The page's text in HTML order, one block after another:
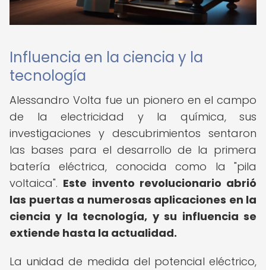
Influencia en la ciencia y la
tecnología
Alessandro Volta fue un pionero en el campo
de la electricidad y la química, sus
investigaciones y descubrimientos sentaron
las bases para el desarrollo de la primera
batería eléctrica, conocida como la "pila
voltaica". Este invento revolucionario abrió
las puertas a numerosas aplicaciones en la
ciencia y la tecnología, y su influencia se
extiende hasta la actualidad.
La unidad de medida del potencial eléctrico,